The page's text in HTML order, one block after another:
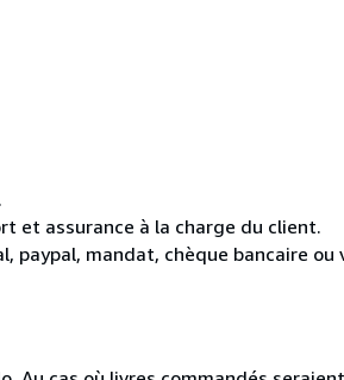
et assurance à la charge du client.
mandat, chèque bancaire